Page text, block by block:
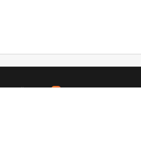
Vytvořeno na
Eshop-rychle.cz